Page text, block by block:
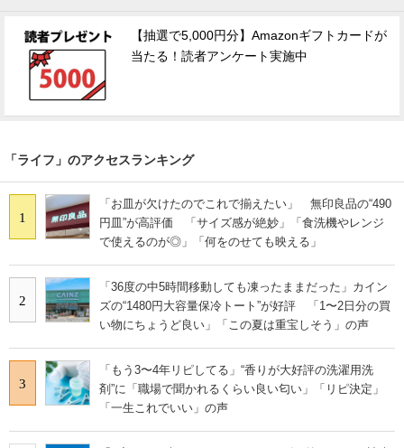
【抽選で5,000円分】Amazonギフトカードが
当たる！読者アンケート実施中
「ライフ」のアクセスランキング
1
「お皿が欠けたのでこれで揃えたい」 無印良品の“490
円皿”が高評価 「サイズ感が絶妙」「食洗機やレンジ
で使えるのが◎」「何をのせても映える」
2
「36度の中5時間移動しても凍ったままだった」カイン
ズの“1480円大容量保冷トート”が好評 「1〜2日分の買
い物にちょうど良い」「この夏は重宝しそう」の声
3
「もう3〜4年リピしてる」“香りが大好評の洗濯用洗
剤”に「職場で聞かれるくらい良い匂い」「リピ決定」
「一生これでいい」の声